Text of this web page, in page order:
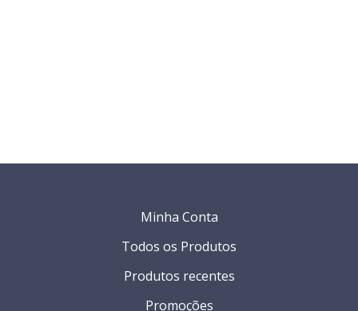
Minha Conta
Todos os Produtos
Produtos recentes
Promoções